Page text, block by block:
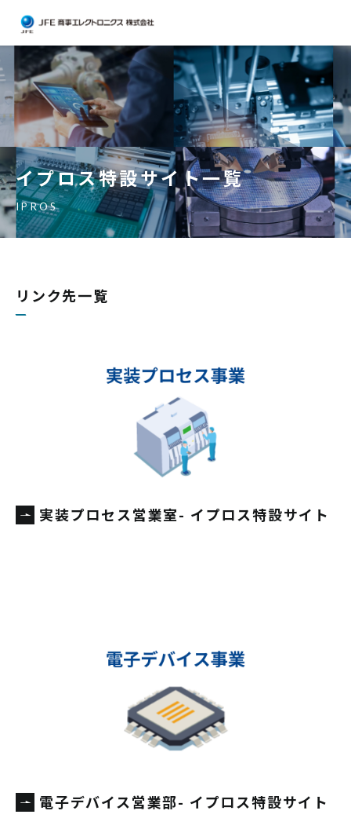
イプロス特設サイト一覧
リンク先一覧
実装プロセス営業室- イプロス特設サイト
電子デバイス営業部- イプロス特設サイト